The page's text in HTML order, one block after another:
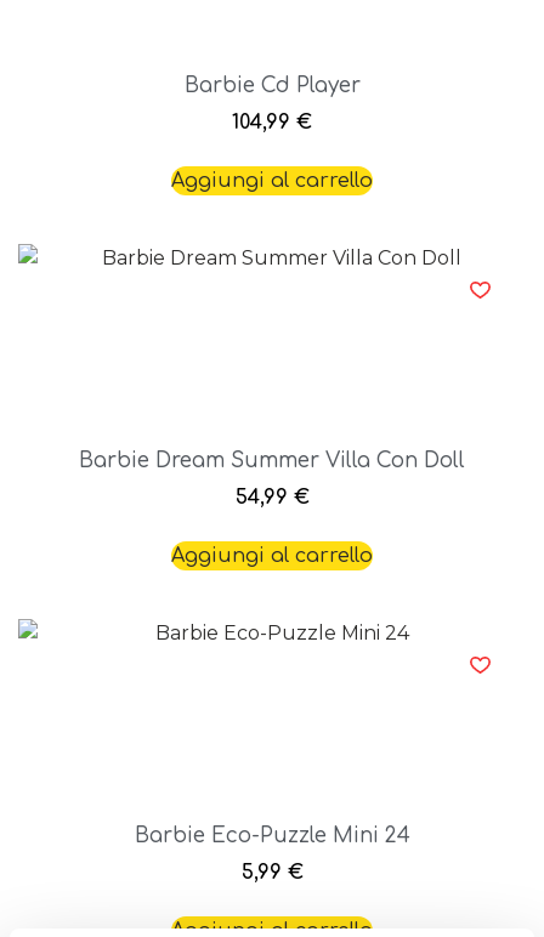
Barbie Cd Player
104,99 €
Aggiungi al carrello
Barbie Dream Summer Villa Con Doll
54,99 €
Aggiungi al carrello
Barbie Eco-Puzzle Mini 24
5,99 €
Aggiungi al carrello